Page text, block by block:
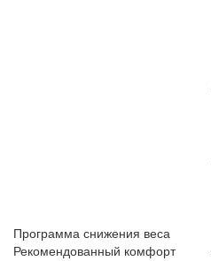
Программа снижения веса
Рекомендованный комфорт